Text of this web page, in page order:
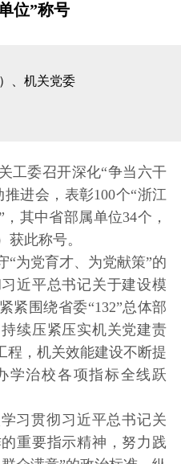
位”称号
、机关党委
工委召开深化“争当六干
进会，表彰100个“浙江
其中省部属单位34个，
此称号。
“为党育才、为党献策”的
近平总书记关于建设模
紧围绕省委“132”总体部
续压紧压实机关党建责
程，机关效能建设不断提
学治校各项指标全线跃
习贯彻习近平总书记关
重要指示精神，努力践